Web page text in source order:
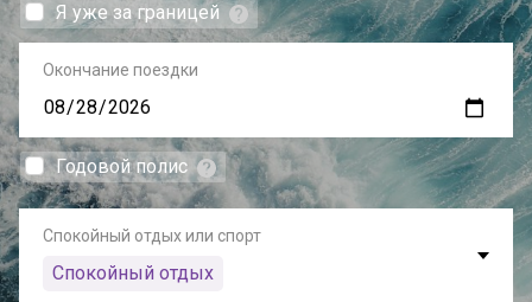
Я уже за границей
Окончание поездки
Годовой полис
Спокойный отдых или спорт
Спокойный отдых